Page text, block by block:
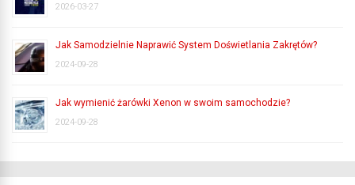
2026-03-27
Jak Samodzielnie Naprawić System Doświetlania Zakrętów?
2024-09-28
Jak wymienić żarówki Xenon w swoim samochodzie?
2024-09-28